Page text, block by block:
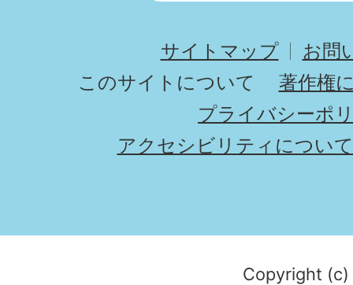
サイトマップ
お問
このサイトについて
著作権
プライバシーポ
アクセシビリティについて
Copyright (c)